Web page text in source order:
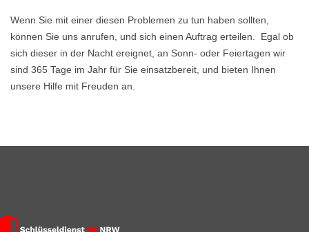
Wenn Sie mit einer diesen Problemen zu tun haben sollten,
können Sie uns anrufen, und sich einen Auftrag erteilen. Egal ob
sich dieser in der Nacht ereignet, an Sonn- oder Feiertagen wir
sind 365 Tage im Jahr für Sie einsatzbereit, und bieten Ihnen
unsere Hilfe mit Freuden an.